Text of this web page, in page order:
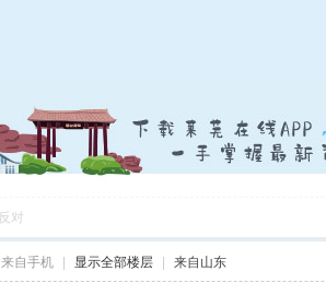
反对
来自手机 显示全部楼层 来自山东